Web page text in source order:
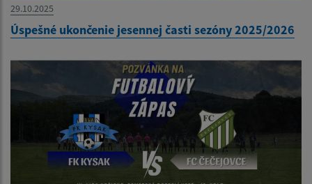
29.10.2025
Úspešné ukončenie jesennej časti sezóny 2025/2026